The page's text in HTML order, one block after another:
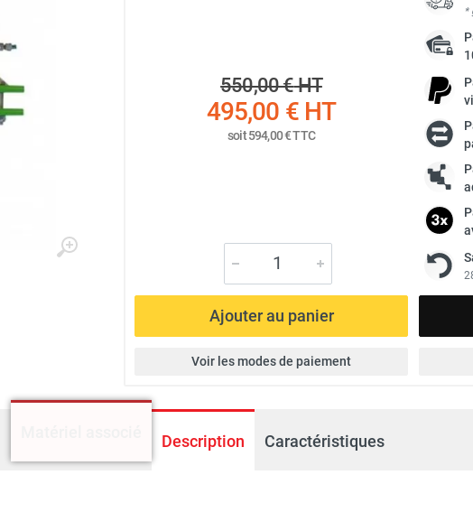
550,00 €HT
495,00 €HT
soit594,00 €TTC
*
Ajouter au panier
Voir les modes de paiement
Description Caractéristiques